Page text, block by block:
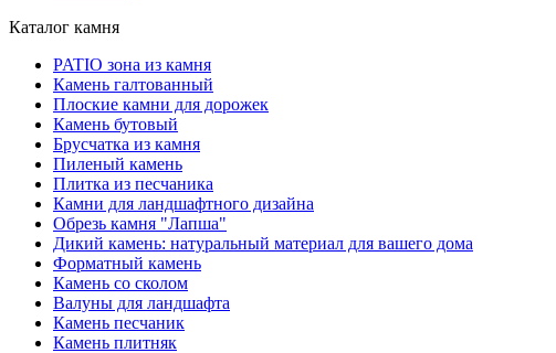
Каталог камня
PATIO зона из камня
Камень галтованный
Плоские камни для дорожек
Камень бутовый
Брусчатка из камня
Пиленый камень
Плитка из песчаника
Камни для ландшафтного дизайна
Обрезь камня "Лапша"
Дикий камень: натуральный материал для вашего дома
Форматный камень
Камень со сколом
Валуны для ландшафта
Камень песчаник
Камень плитняк